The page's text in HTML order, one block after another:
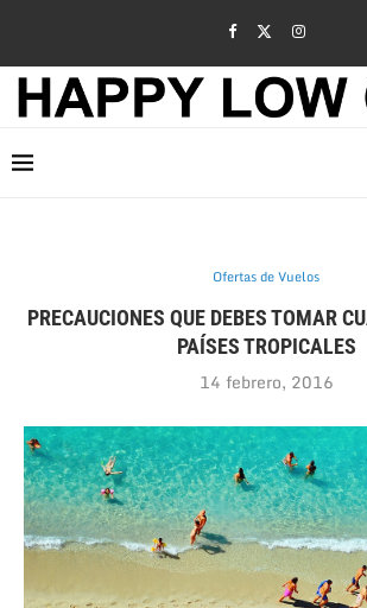
Ofertas de Vuelos
PRECAUCIONES QUE DEBES TOMAR
PAÍSES TROPICALES
14 febrero, 2016